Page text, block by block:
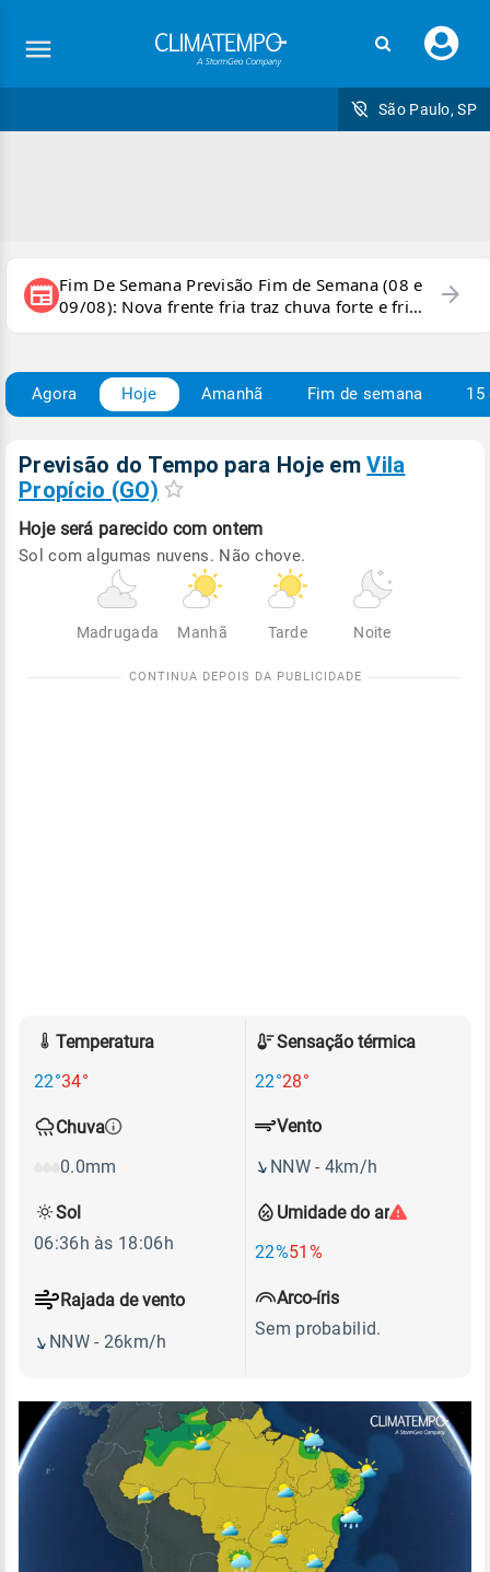
seu
São Paulo, SP
newspaper Fim De Semana Previsão Fim de Semana (08 e
09/08): Nova frente fria traz chuva forte e frio
para áreas do país
arrow_forward
Agora Hoje Amanhã Fim de semana 15
Previsão do Tempo para Hoje emVila
Propício (GO)
Hoje será parecido com ontem
Sol com algumas nuvens. Não chove.
Madrugada Manhã Tarde Noite
Temperatura
22°34°
Sensação térmica
22°28°
Chuva
0.0mm
Umidade do ar
22%51%
Vento
NNW - 4km/h
Rajada de vento
NNW - 26km/h
Sol
06:36h às 18:06h
Arco-íris
Sem probabilid.